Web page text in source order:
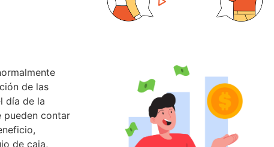
de las
día de la
pueden contar
de caja,